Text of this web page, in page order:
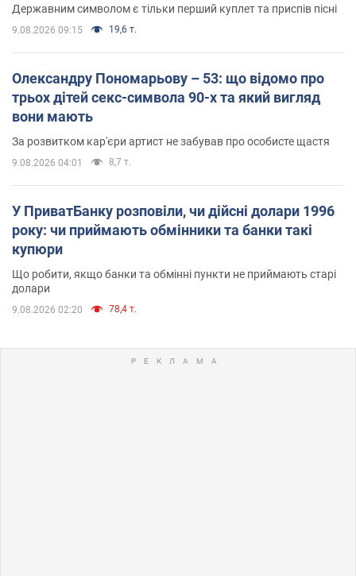
Державним символом є тільки перший куплет та приспів пісні
9.08.2026 09:15 19,6 т.
Олександру Пономарьову – 53: що відомо про
трьох дітей секс-символа 90-х та який вигляд
вони мають
За розвитком кар'єри артист не забував про особисте щастя
9.08.2026 04:01 8,7 т.
У ПриватБанку розповіли, чи дійсні долари 1996
року: чи приймають обмінники та банки такі
купюри
Що робити, якщо банки та обмінні пункти не приймають старі
долари
9.08.2026 02:20 78,4 т.